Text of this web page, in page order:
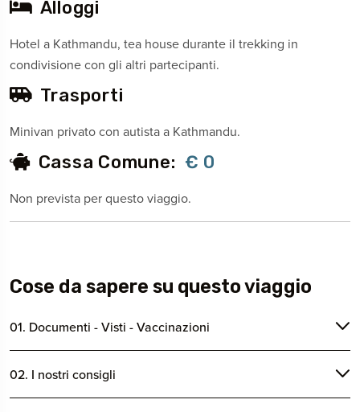
Alloggi
Hotel a Kathmandu, tea house durante il trekking in
condivisione con gli altri partecipanti.
Trasporti
Minivan privato con autista a Kathmandu.
Cassa Comune: € 0
Non prevista per questo viaggio.
Cose da sapere su questo viaggio
01. Documenti - Visti - Vaccinazioni
02. I nostri consigli